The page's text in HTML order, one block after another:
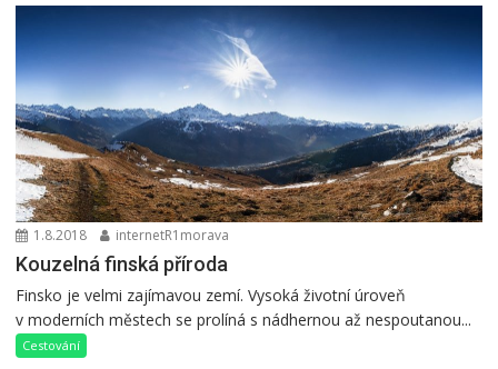
1.8.2018 internetR1morava
Kouzelná finská příroda
Finsko je velmi zajímavou zemí. Vysoká životní úroveň
v moderních městech se prolíná s nádhernou až nespoutanou...
Cestování